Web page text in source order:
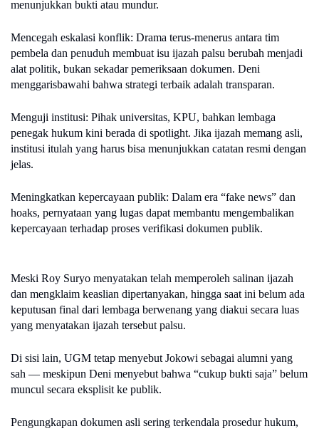
menunjukkan bukti atau mundur.
Mencegah eskalasi konflik: Drama terus-menerus antara tim
pembela dan penuduh membuat isu ijazah palsu berubah menjadi
alat politik, bukan sekadar pemeriksaan dokumen. Deni
menggarisbawahi bahwa strategi terbaik adalah transparan.
Menguji institusi: Pihak universitas, KPU, bahkan lembaga
penegak hukum kini berada di spotlight. Jika ijazah memang asli,
institusi itulah yang harus bisa menunjukkan catatan resmi dengan
jelas.
Meningkatkan kepercayaan publik: Dalam era “fake news” dan
hoaks, pernyataan yang lugas dapat membantu mengembalikan
kepercayaan terhadap proses verifikasi dokumen publik.
Meski Roy Suryo menyatakan telah memperoleh salinan ijazah
dan mengklaim keaslian dipertanyakan, hingga saat ini belum ada
keputusan final dari lembaga berwenang yang diakui secara luas
yang menyatakan ijazah tersebut palsu.
Di sisi lain, UGM tetap menyebut Jokowi sebagai alumni yang
sah — meskipun Deni menyebut bahwa “cukup bukti saja” belum
muncul secara eksplisit ke publik.
Pengungkapan dokumen asli sering terkendala prosedur hukum,